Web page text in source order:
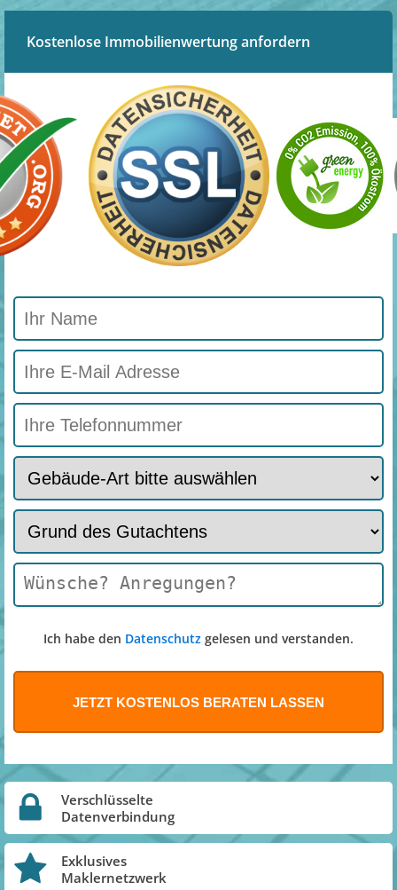
Kostenlose Immobilienwertung anfordern
Ich habe den Datenschutz gelesen und verstanden.
Verschlüsselte
Datenverbindung
Exklusives
Maklernetzwerk